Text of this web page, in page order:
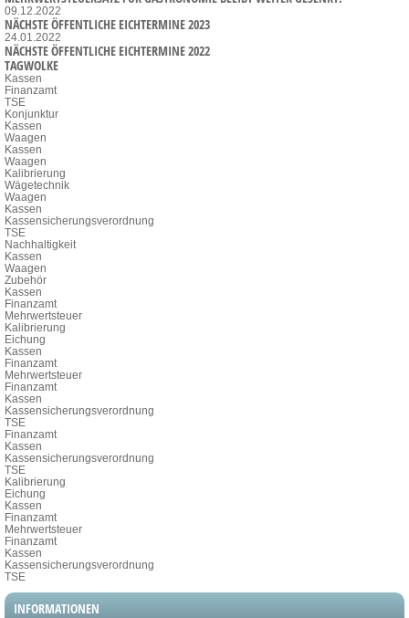
09.12.2022
NÄCHSTE ÖFFENTLICHE EICHTERMINE 2023
24.01.2022
NÄCHSTE ÖFFENTLICHE EICHTERMINE 2022
TAGWOLKE
Kassen
Finanzamt
TSE
Konjunktur
Kassen
Waagen
Kassen
Waagen
Kalibrierung
Wägetechnik
Waagen
Kassen
Kassensicherungsverordnung
TSE
Nachhaltigkeit
Kassen
Waagen
Zubehör
Kassen
Finanzamt
Mehrwertsteuer
Kalibrierung
Eichung
Kassen
Finanzamt
Mehrwertsteuer
Finanzamt
Kassen
Kassensicherungsverordnung
TSE
Finanzamt
Kassen
Kassensicherungsverordnung
TSE
Kalibrierung
Eichung
Kassen
Finanzamt
Mehrwertsteuer
Finanzamt
Kassen
Kassensicherungsverordnung
TSE
INFORMATIONEN